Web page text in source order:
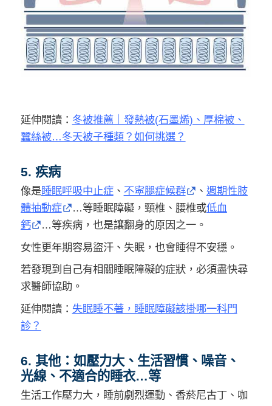
延伸閱讀： 冬被推薦｜發熱被(石墨烯)、厚棉被、
蠶絲被…冬天被子種類？如何挑選？
5. 疾病
像是睡眠呼吸中止症、 不寜腿症候群 、 週期性肢
體抽動症
…等睡眠障礙，頸椎、腰椎或低血
鈣
…等疾病，也是讓翻身的原因之一。
女性更年期容易盜汗、失眠，也會睡得不安穩。
若發現到自己有相關睡眠障礙的症狀，必須盡快尋
求醫師協助。
延伸閱讀： 失眠睡不著，睡眠障礙該掛哪一科門
診？
6. 其他：如壓力大、生活習慣、噪音、
光線、不適合的睡衣…等
生活工作壓力大，睡前劇烈運動、香菸尼古丁、咖